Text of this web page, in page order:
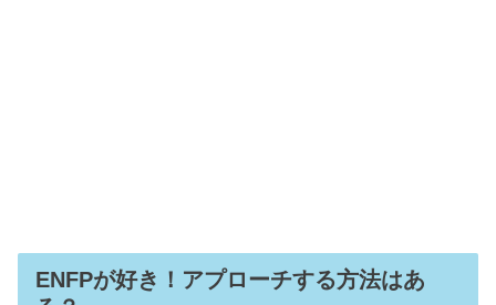
ENFPが好き！アプローチする方法はあ